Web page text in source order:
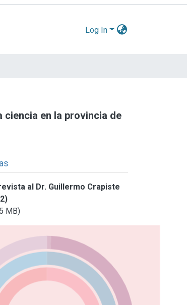
Log In
ciencia en la provincia de
al Dr. Guillermo Crapiste
MB)